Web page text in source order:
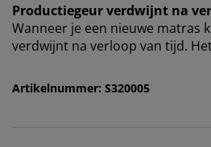
Productiegeur verdwijnt na
Wanneer je een nieuwe matras
verdwijnt na verloop van tijd.
Artikelnummer: S320005